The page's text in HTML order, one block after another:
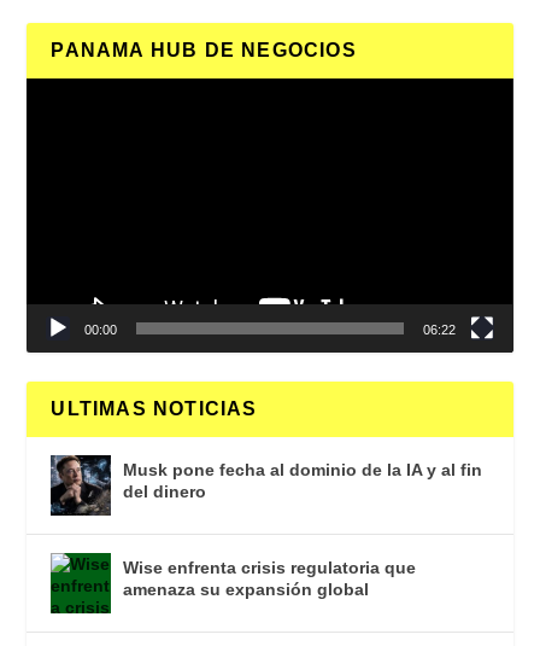
PANAMA HUB DE NEGOCIOS
00:00 06:22
ULTIMAS NOTICIAS
Musk pone fecha al dominio de la IA y al fin
del dinero
Wise enfrenta crisis regulatoria que
amenaza su expansión global